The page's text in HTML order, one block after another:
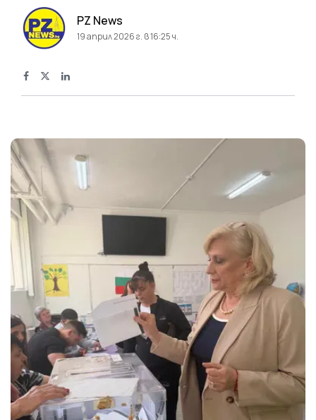
PZ News
19 април 2026 г. в 16:25 ч.